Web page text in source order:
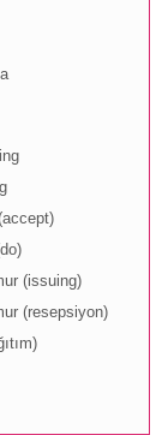
(issuing)
(resepsiyon)